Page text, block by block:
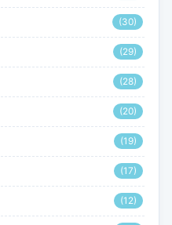
(30)
(29)
(28)
(20)
(19)
(17)
(12)